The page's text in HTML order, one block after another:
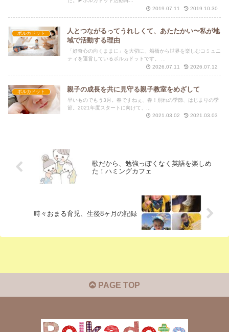
2019.07.11
2019.10.30
ポルカドット
人とつながるってうれしくて、あたたかい〜私が地
域で活動する理由
「好奇心の向くままに」を大切に、船橋から世界を楽しむコミュニ
ティを運営しているポルカドットです。 ...
2026.07.11
2026.07.12
ポルカドット 親子の成長を共に見守る親子教室をめざして
早いものでもう3月。春ですねぇ、春！別れの季節、はじまりの季
節。2021年度スタートに向けて、...
2021.03.02
2021.03.03
歌だから、勉強っぽくなく英語を楽しめ
た！ハミングカフェ
時々おまる育児、生後8ヶ月の記録
PAGE TOP